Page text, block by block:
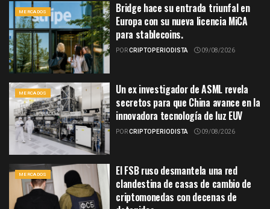
MERCADOS
Bridge hace su entrada triunfal en
Europa con su nueva licencia MiCA
para stablecoins.
PORCRIPTOPERIODISTA 09/08/2026
MERCADOS
Un ex investigador de ASML revela
secretos para que China avance en la
innovadora tecnología de luz EUV
PORCRIPTOPERIODISTA 09/08/2026
MERCADOS
El FSB ruso desmantela una red
clandestina de casas de cambio de
criptomonedas con decenas de